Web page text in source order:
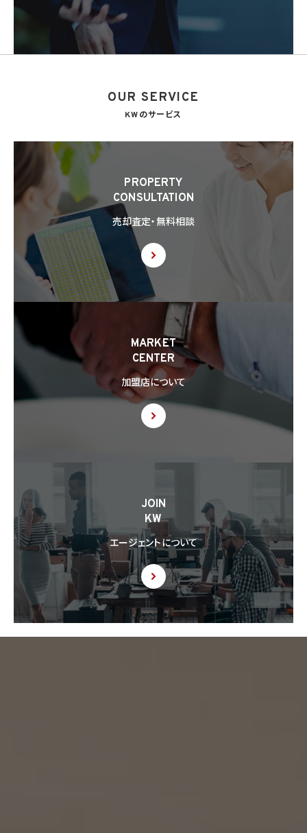
OUR SERVICE
KWのサービス
PROPERTY
CONSULTATION
売却査定・無料相談
MARKET
CENTER
加盟店について
JOIN
KW
エージェントについて